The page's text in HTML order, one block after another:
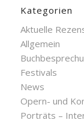
Kategorien
Aktuelle
Allgemein
Festivals
News
Opern- und
Porträts –